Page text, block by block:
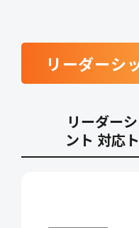
リーダーシ
リーダー
ント 対応